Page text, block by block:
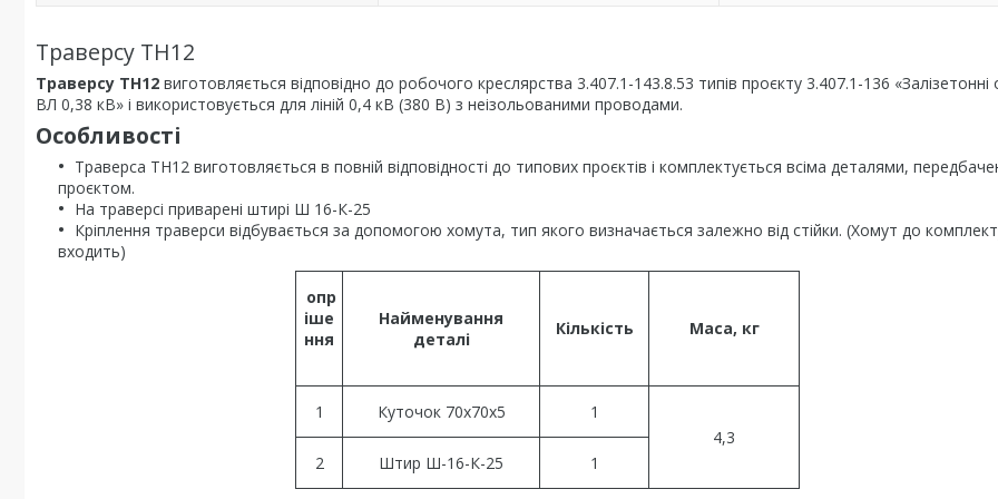
Траверсу ТН12
Траверсу ТН12 виготовляється відповідно до робочого креслярства 3.407.1-143.8.53 типів проєкту 3.407.1-136 «Залізетонні
ВЛ 0,38 кВ» і використовується для ліній 0,4 кВ (380 В) з неізольованими проводами.
Особливості
Траверса ТН12 виготовляється в повній відповідності до типових проєктів і комплектується всіма деталями,
проєктом.
На траверсі приварені штирі Ш 16-К-25
Кріплення траверси відбувається за допомогою хомута, тип якого визначається залежно від стійки. (Хомут до
входить)
опр
іше
ння
Найменування
деталі
Кількість Маса, кг
1 Куточок 70х70х5
1
4,3
2
Штир Ш-16-К-25 1